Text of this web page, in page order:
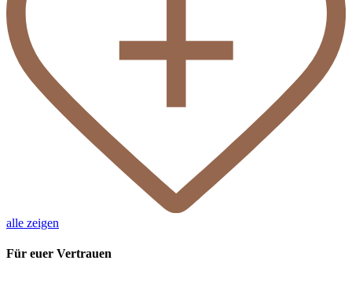
alle zeigen
Für euer Vertrauen